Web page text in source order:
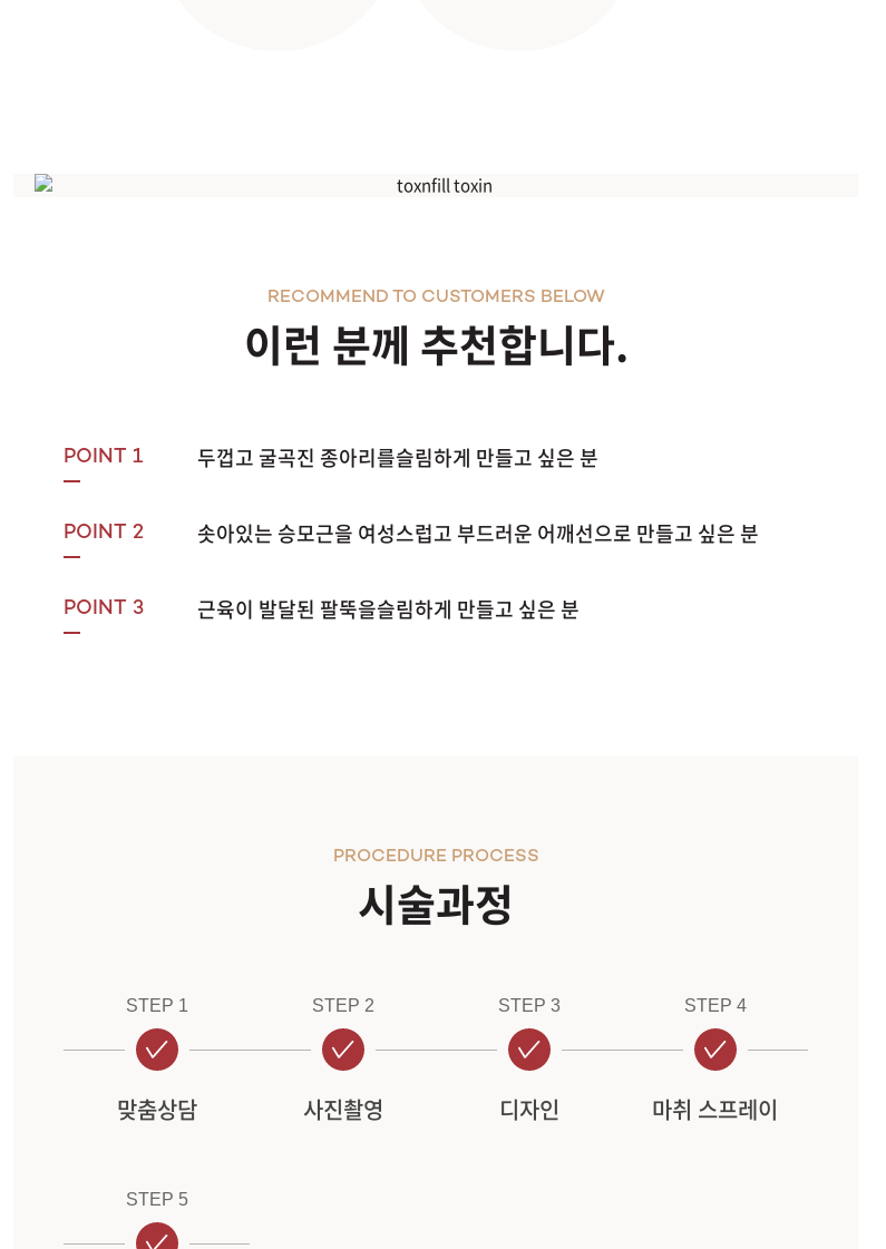
이런 분께 추천합니다.
RECOMMEND TO CUSTOMERS BELOW
POINT 1 두껍고 굴곡진 종아리를슬림하게 만들고 싶은 분
POINT 2 솟아있는 승모근을 여성스럽고 부드러운 어깨선으로 만들고 싶은 분
POINT 3 근육이 발달된 팔뚝을슬림하게 만들고 싶은 분
시술과정
PROCEDURE PROCESS
STEP 1
맞춤상담
STEP 2
사진촬영
STEP 3
디자인
STEP 4
마취 스프레이
STEP 5